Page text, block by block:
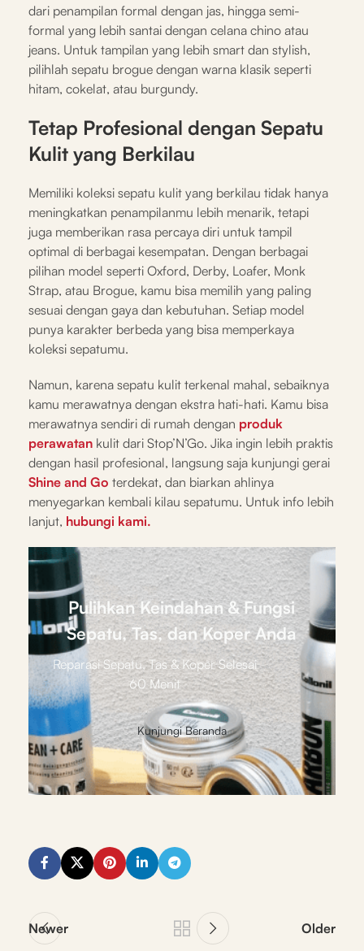
dari penampilan formal dengan jas, hingga semi-
formal yang lebih santai dengan celana chino atau
jeans. Untuk tampilan yang lebih smart dan stylish,
pilihlah sepatu brogue dengan warna klasik seperti
hitam, cokelat, atau burgundy.
Tetap Profesional dengan Sepatu
Kulit yang Berkilau
Memiliki koleksi sepatu kulit yang berkilau tidak hanya
meningkatkan penampilanmu lebih menarik, tetapi
juga memberikan rasa percaya diri untuk tampil
optimal di berbagai kesempatan. Dengan berbagai
pilihan model seperti Oxford, Derby, Loafer, Monk
Strap, atau Brogue, kamu bisa memilih yang paling
sesuai dengan gaya dan kebutuhan. Setiap model
punya karakter berbeda yang bisa memperkaya
koleksi sepatumu.
Namun, karena sepatu kulit terkenal mahal, sebaiknya
kamu merawatnya dengan ekstra hati-hati. Kamu bisa
merawatnya sendiri di rumah dengan produk
perawatan kulit dari Stop’N’Go. Jika ingin lebih praktis
dengan hasil profesional, langsung saja kunjungi gerai
Shine and Go terdekat, dan biarkan ahlinya
menyegarkan kembali kilau sepatumu. Untuk info lebih
lanjut, hubungi kami.
Pulihkan Keindahan & Fungsi
Sepatu, Tas, dan Koper Anda
Reparasi Sepatu, Tas & Koper Selesai
60 Menit
Kunjungi Beranda
Newer Older